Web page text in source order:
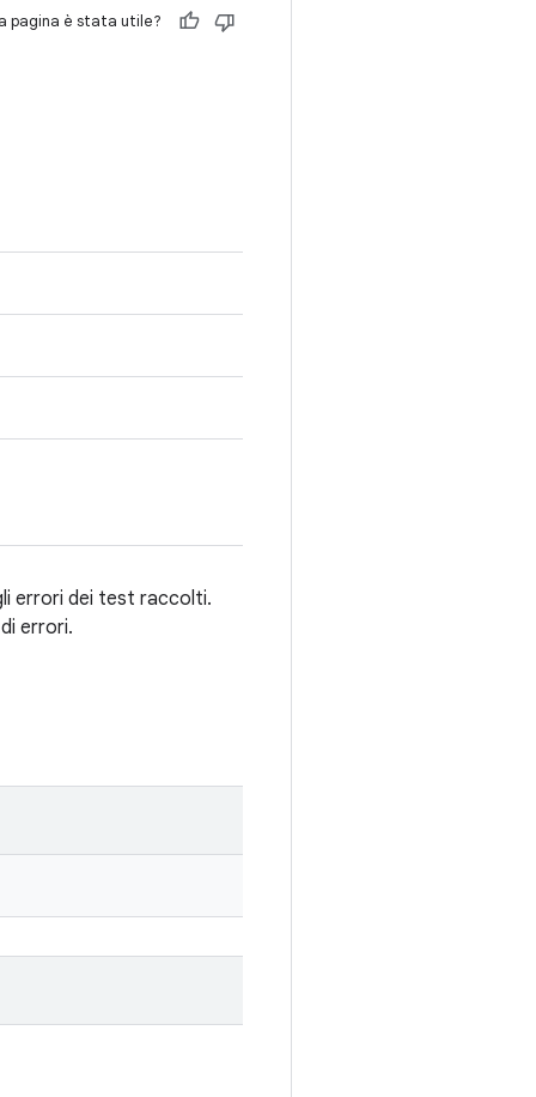
pagina è stata utile?
errori dei test raccolti.
errori.